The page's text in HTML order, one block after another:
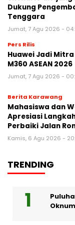
Dukung
Tenggara
Jumat, 7 Agu 2026 -
Pers Rilis
Huawei Jadi
M360 ASEAN 2026
Jumat, 7 Agu 2026 -
Berita Karawang
Mahasiswa dan
Apresiasi
Perbaiki Jalan
Kamis, 6 Agu 2026 -
TRENDING